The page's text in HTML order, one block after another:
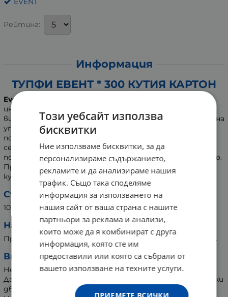
Рейтинг:
Информация
ТУПФИ ЕВЕНТ * 300 КУТИЯ КАРТОН
Event Cotton Buds Plastic Free
иновативни хартиени дръжки произведени от 100%
висококачествен памук. Предназначени са за ежедневна
употреба. Безопасно, хигиенично и надеждно
почистват и са подходящи за употреба от цялото
семейство. По този начин се осигурява внимателно
почистване на ушите, носа, очите или пъпа на бебето.
Предлагат се в хигиенична, нечуплива картонена
кутия.
Състав:
100 % висококачествен памук
Начин на употреба:
Продуктът е предназначен за еднократна употреба.
Внимание:
Не поставяйте дълбоко в ушния канал.
Да се употребява изключително внимателно, без резки
движения.
Този уебсайт използва
бисквитки
Ние използваме бисквитки, за да
персонализираме съдържанието,
рекламите и да анализираме нашия
трафик. Също така споделяме
информация за използването на
нашия сайт от ваша страна с нашите
партньори за реклама и анализи,
които може да я комбинират с друга
информация, която сте им
предоставили или която са събрали от
вашето използване на техните услуги.